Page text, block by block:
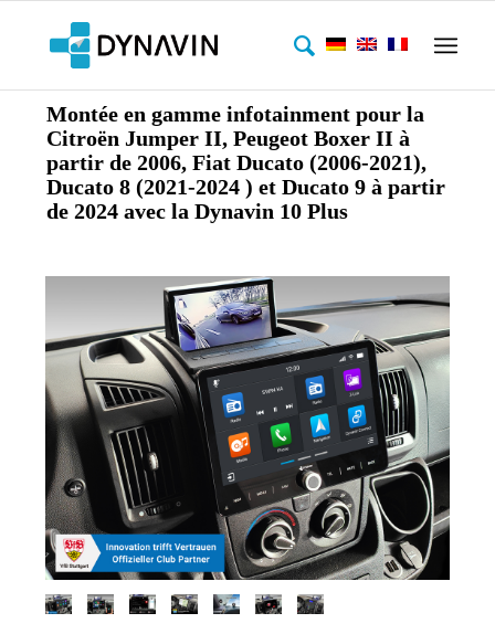
Montée en gamme infotainment pour la
Citroën Jumper II, Peugeot Boxer II à
partir de 2006, Fiat Ducato (2006-2021),
Ducato 8 (2021-2024 ) et Ducato 9 à partir
de 2024 avec la Dynavin 10 Plus